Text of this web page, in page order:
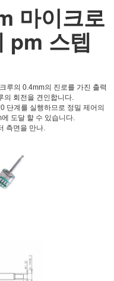
마이크로
pm 스텝
루의 0.4mm의 진로를 가진 출력
의 회전을 견인합니다.
단계를 실행하므로 정밀 제어의
도달 할 수 있습니다.
측면을 만나.